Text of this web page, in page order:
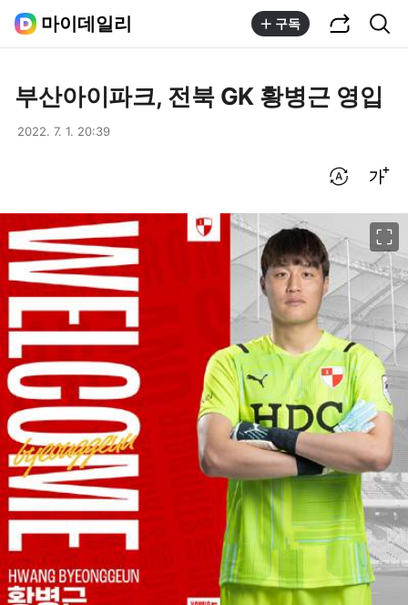
마이데일리 구독
부산아이파크, 전북 GK 황병근 영입
2022. 7. 1. 20:39